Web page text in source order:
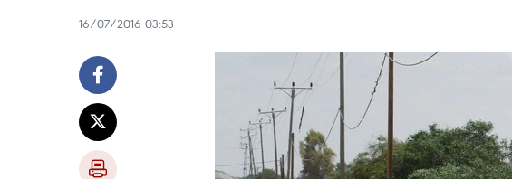
16/07/2016 03:53